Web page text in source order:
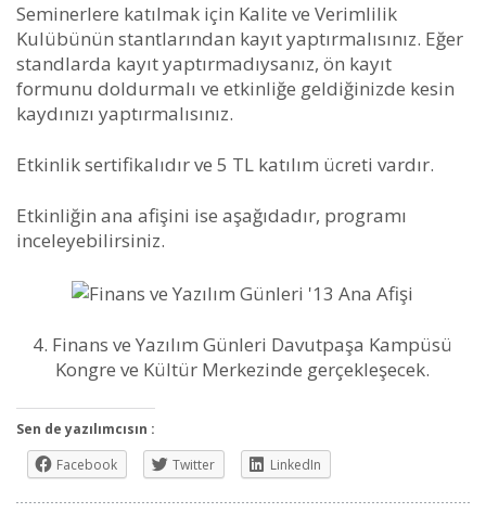
Seminerlere katılmak için Kalite ve Verimlilik
Kulübünün stantlarından kayıt yaptırmalısınız. Eğer
standlarda kayıt yaptırmadıysanız, ön kayıt
formunu doldurmalı ve etkinliğe geldiğinizde kesin
kaydınızı yaptırmalısınız.
Etkinlik sertifikalıdır ve 5 TL katılım ücreti vardır.
Etkinliğin ana afişini ise aşağıdadır, programı
inceleyebilirsiniz.
4. Finans ve Yazılım Günleri Davutpaşa Kampüsü
Kongre ve Kültür Merkezinde gerçekleşecek.
Sen de yazılımcısın :
Facebook
Twitter LinkedIn